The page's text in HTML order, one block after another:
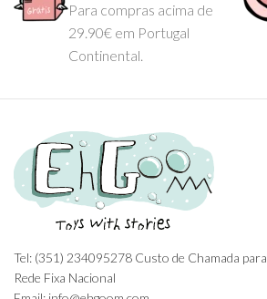
Para compras acima de
29.90€ em Portugal
Continental.
Tel: (351) 234095278 Custo de Chamada para
Rede Fixa Nacional